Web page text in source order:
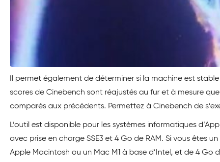
Il permet également de déterminer si la machine est
scores de Cinebench sont réajustés au fur et à mesure
comparés aux précédents. Permettez à Cinebench de
L’outil est disponible pour les systèmes informatiques
avec prise en charge SSE3 et 4 Go de RAM. Si vous êtes
Apple Macintosh ou un Mac M1 à base d’Intel, et de 4 Go